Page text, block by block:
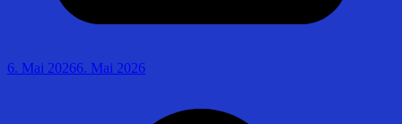
6. Mai 20266. Mai 2026